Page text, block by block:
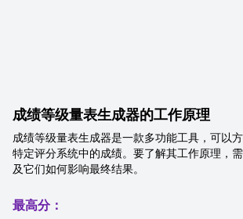
成绩等级量表生成器的工作原理
成绩等级量表生成器是一款多功能工具，可以
特定评分系统中的成绩。要了解其工作原理，
及它们如何影响最终结果。
最高分：